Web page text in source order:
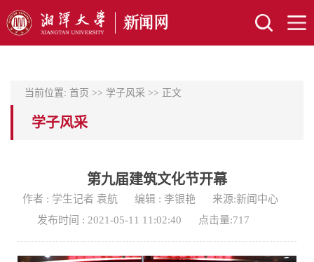
当前位置: 首页 >> 学子风采 >> 正文
学子风采
第九届建筑文化节开幕
作者 : 学生记者 袁航 编辑 : 李银艳
来源:新闻中心
发布时间 : 2021-05-11 11:02:40
点击量:717